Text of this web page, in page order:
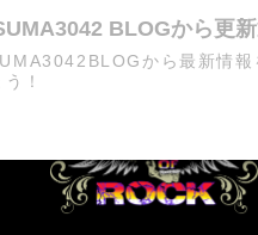
BLOGから更
から最新情報
！